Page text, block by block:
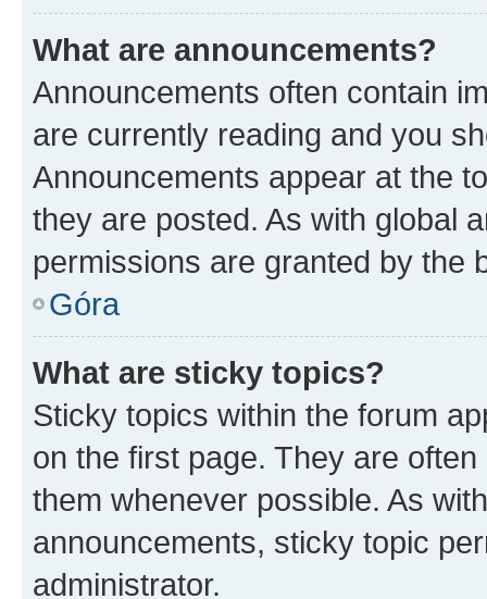
What are announcements?
Announcements often contain
are currently reading and you
Announcements appear at the
they are posted. As with global
permissions are granted by the
Góra
What are sticky topics?
Sticky topics within the forum
on the first page. They are
them whenever possible. As
announcements, sticky topic
administrator.